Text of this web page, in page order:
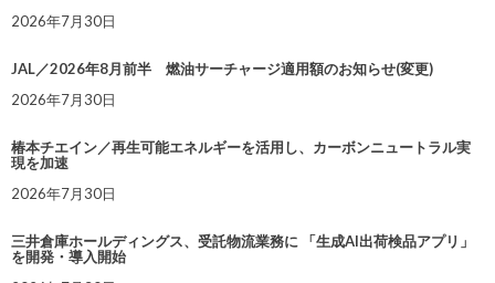
2026年7月30日
JAL／2026年8月前半 燃油サーチャージ適用額のお知らせ(変更)
2026年7月30日
椿本チエイン／再生可能エネルギーを活用し、カーボンニュートラル実
現を加速
2026年7月30日
三井倉庫ホールディングス、受託物流業務に 「生成AI出荷検品アプリ」
を開発・導入開始